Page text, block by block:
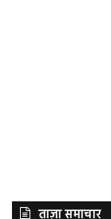
ताज़ा समाचार